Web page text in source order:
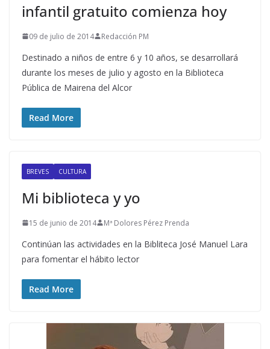
infantil gratuito comienza hoy
09 de julio de 2014 Redacción PM
Destinado a niños de entre 6 y 10 años, se desarrollará
durante los meses de julio y agosto en la Biblioteca
Pública de Mairena del Alcor
Read More
BREVES CULTURA
Mi biblioteca y yo
15 de junio de 2014 Mª Dolores Pérez Prenda
Continúan las actividades en la Bibliteca José Manuel Lara
para fomentar el hábito lector
Read More